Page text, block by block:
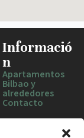
Informació
n
Apartamentos
Bilbao y
alrededores
Contacto